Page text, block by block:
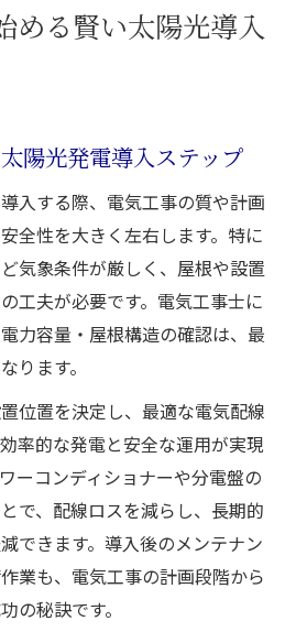
める賢い太陽光導入
陽光発電導入ステップ
入する際、電気工事の質や計画
全性を大きく左右します。特に
気象条件が厳しく、屋根や設置
工夫が必要です。電気工事士に
力容量・屋根構造の確認は、最
ります。
位置を決定し、最適な電気配線
率的な発電と安全な運用が実現
ーコンディショナーや分電盤の
で、配線ロスを減らし、長期的
できます。導入後のメンテナン
業も、電気工事の計画段階から
の秘訣です。